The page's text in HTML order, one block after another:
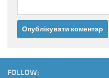
FOLLOW: